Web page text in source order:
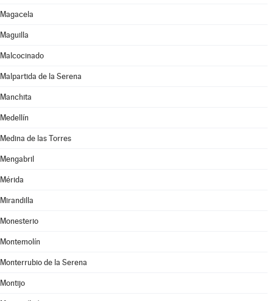
Magacela
Maguilla
Malcocinado
Malpartida de la Serena
Manchita
Medellín
Medina de las Torres
Mengabril
Mérida
Mirandilla
Monesterio
Montemolín
Monterrubio de la Serena
Montijo